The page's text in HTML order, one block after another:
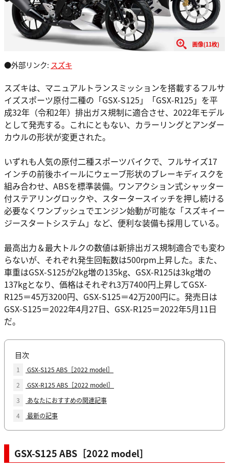
画像(11枚)
●外部リンク: スズキ
スズキは、マニュアルトランスミッションを搭載するフルサ
イズスポーツ原付二種の「GSX-S125」「GSX-R125」を平
成32年（令和2年）排出ガス規制に適合させ、2022年モデル
として発売する。これにともない、カラーリングとアンダー
カウルの形状が変更された。
いずれも人気の原付二種スポーツバイクで、フルサイズ17
インチの前後ホイールにウェーブ形状のブレーキディスクを
組み合わせ、ABSを標準装備。ワンアクション式シャッター
付ステアリングロックや、スタータースイッチを押し続ける
必要なくワンプッシュでエンジン始動が可能な「スズキイー
ジースタートシステム」など、便利な装備も採用している。
最高出力＆最大トルクの数値は新排出ガス規制適合でも変わ
らないが、それぞれ発生回転数は500rpm上昇した。また、
車重はGSX-S125が2kg増の135kg、GSX-R125は3kg増の
137kgとなり、価格はそれぞれ3万7400円上昇してGSX-
R125＝45万3200円、GSX-S125＝42万200円に。発売日は
GSX-S125＝2022年4月27日、GSX-R125＝2022年5月11日
だ。
目次
1
GSX-S125 ABS［2022 model］
2
GSX-R125 ABS［2022 model］
3
あなたにおすすめの関連記事
4
最新の記事
GSX-S125 ABS［2022 model］